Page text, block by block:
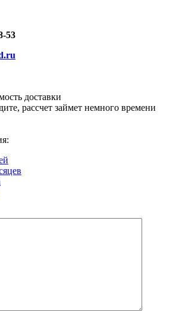
53
доставки
рассчет займет немного времени